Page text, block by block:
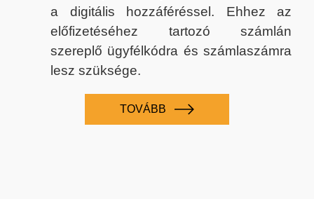
a digitális hozzáféréssel. Ehhez az
előfizetéséhez tartozó számlán
szereplő ügyfélkódra és számlaszámra
lesz szüksége.
TOVÁBB